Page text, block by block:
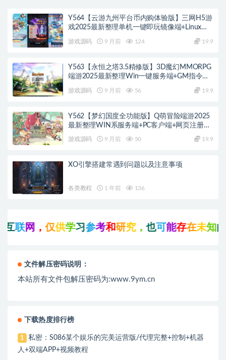
Y564【云游九州平台币内购体验版】三网H5游
戏2025最新整理单机一键即玩镜像端+Linux手
游戏源码 9 月前 124 19.9
Y563【永恒之塔3.5精修版】3D魔幻MMORPG
端游2025最新整理Win一键服务端+GM指令
游戏源码 9 月前 56 19.9
Y562【梦幻国度全功能版】Q萌冒险端游2025
最新整理WIN系服务端+PC客户端+网页注册
游戏源码 9 月前 50 19.9
XO引擎搭建常遇到问题以及注意事项
各类教程 1 年前 136
网，仅 供学习参考和研究，也 可能存在未知的BU
文件解压密码说明：
本站所有文件包解压密码为:www.9ym.cn
下载热度排行榜
1
私密：S086某个娱乐的完美运营版/代理完整+控制+机器
人+双端APP+视频教程